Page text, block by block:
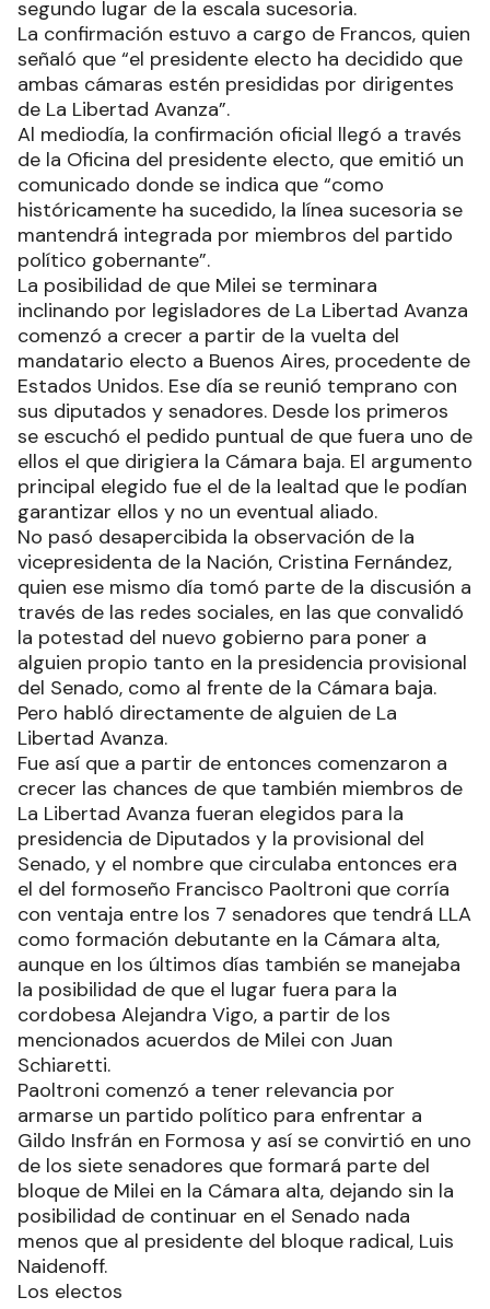
segundo lugar de la escala sucesoria.
La confirmación estuvo a cargo de Francos, quien
señaló que “el presidente electo ha decidido que
ambas cámaras estén presididas por dirigentes
de La Libertad Avanza”.
Al mediodía, la confirmación oficial llegó a través
de la Oficina del presidente electo, que emitió un
comunicado donde se indica que “como
históricamente ha sucedido, la línea sucesoria se
mantendrá integrada por miembros del partido
político gobernante”.
La posibilidad de que Milei se terminara
inclinando por legisladores de La Libertad Avanza
comenzó a crecer a partir de la vuelta del
mandatario electo a Buenos Aires, procedente de
Estados Unidos. Ese día se reunió temprano con
sus diputados y senadores. Desde los primeros
se escuchó el pedido puntual de que fuera uno de
ellos el que dirigiera la Cámara baja. El argumento
principal elegido fue el de la lealtad que le podían
garantizar ellos y no un eventual aliado.
No pasó desapercibida la observación de la
vicepresidenta de la Nación, Cristina Fernández,
quien ese mismo día tomó parte de la discusión a
través de las redes sociales, en las que convalidó
la potestad del nuevo gobierno para poner a
alguien propio tanto en la presidencia provisional
del Senado, como al frente de la Cámara baja.
Pero habló directamente de alguien de La
Libertad Avanza.
Fue así que a partir de entonces comenzaron a
crecer las chances de que también miembros de
La Libertad Avanza fueran elegidos para la
presidencia de Diputados y la provisional del
Senado, y el nombre que circulaba entonces era
el del formoseño Francisco Paoltroni que corría
con ventaja entre los 7 senadores que tendrá LLA
como formación debutante en la Cámara alta,
aunque en los últimos días también se manejaba
la posibilidad de que el lugar fuera para la
cordobesa Alejandra Vigo, a partir de los
mencionados acuerdos de Milei con Juan
Schiaretti.
Paoltroni comenzó a tener relevancia por
armarse un partido político para enfrentar a
Gildo Insfrán en Formosa y así se convirtió en uno
de los siete senadores que formará parte del
bloque de Milei en la Cámara alta, dejando sin la
posibilidad de continuar en el Senado nada
menos que al presidente del bloque radical, Luis
Naidenoff.
Los electos